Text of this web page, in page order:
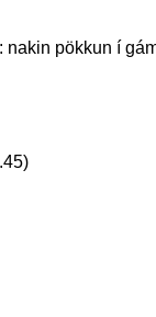
pökkun í